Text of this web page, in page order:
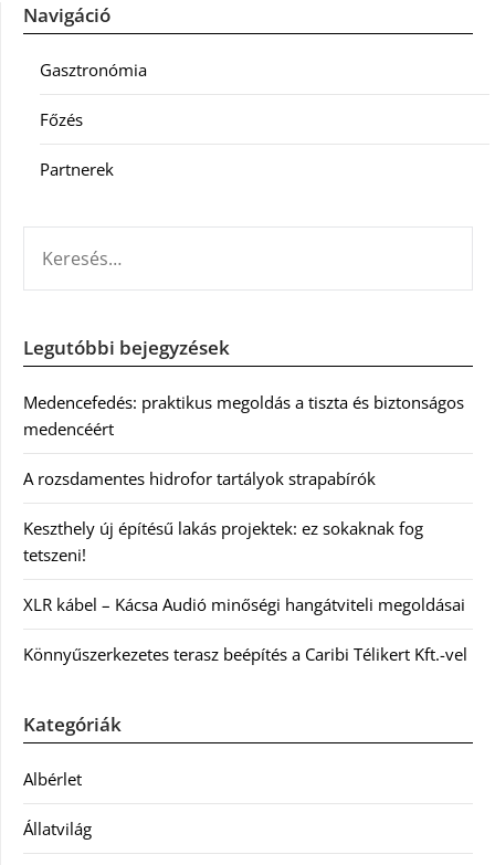
Navigáció
Gasztronómia
Főzés
Partnerek
Legutóbbi bejegyzések
Medencefedés: praktikus megoldás a tiszta és biztonságos
medencéért
A rozsdamentes hidrofor tartályok strapabírók
Keszthely új építésű lakás projektek: ez sokaknak fog
tetszeni!
XLR kábel – Kácsa Audió minőségi hangátviteli megoldásai
Könnyűszerkezetes terasz beépítés a Caribi Télikert Kft.-vel
Kategóriák
Albérlet
Állatvilág